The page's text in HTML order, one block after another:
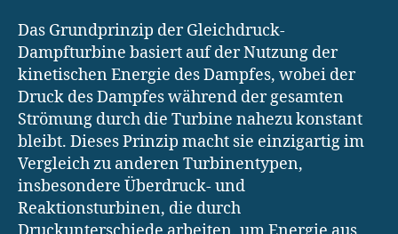
Das Grundprinzip der Gleichdruck-
Dampfturbine basiert auf der Nutzung der
kinetischen Energie des Dampfes, wobei der
Druck des Dampfes während der gesamten
Strömung durch die Turbine nahezu konstant
bleibt. Dieses Prinzip macht sie einzigartig im
Vergleich zu anderen Turbinentypen,
insbesondere Überdruck- und
Reaktionsturbinen, die durch